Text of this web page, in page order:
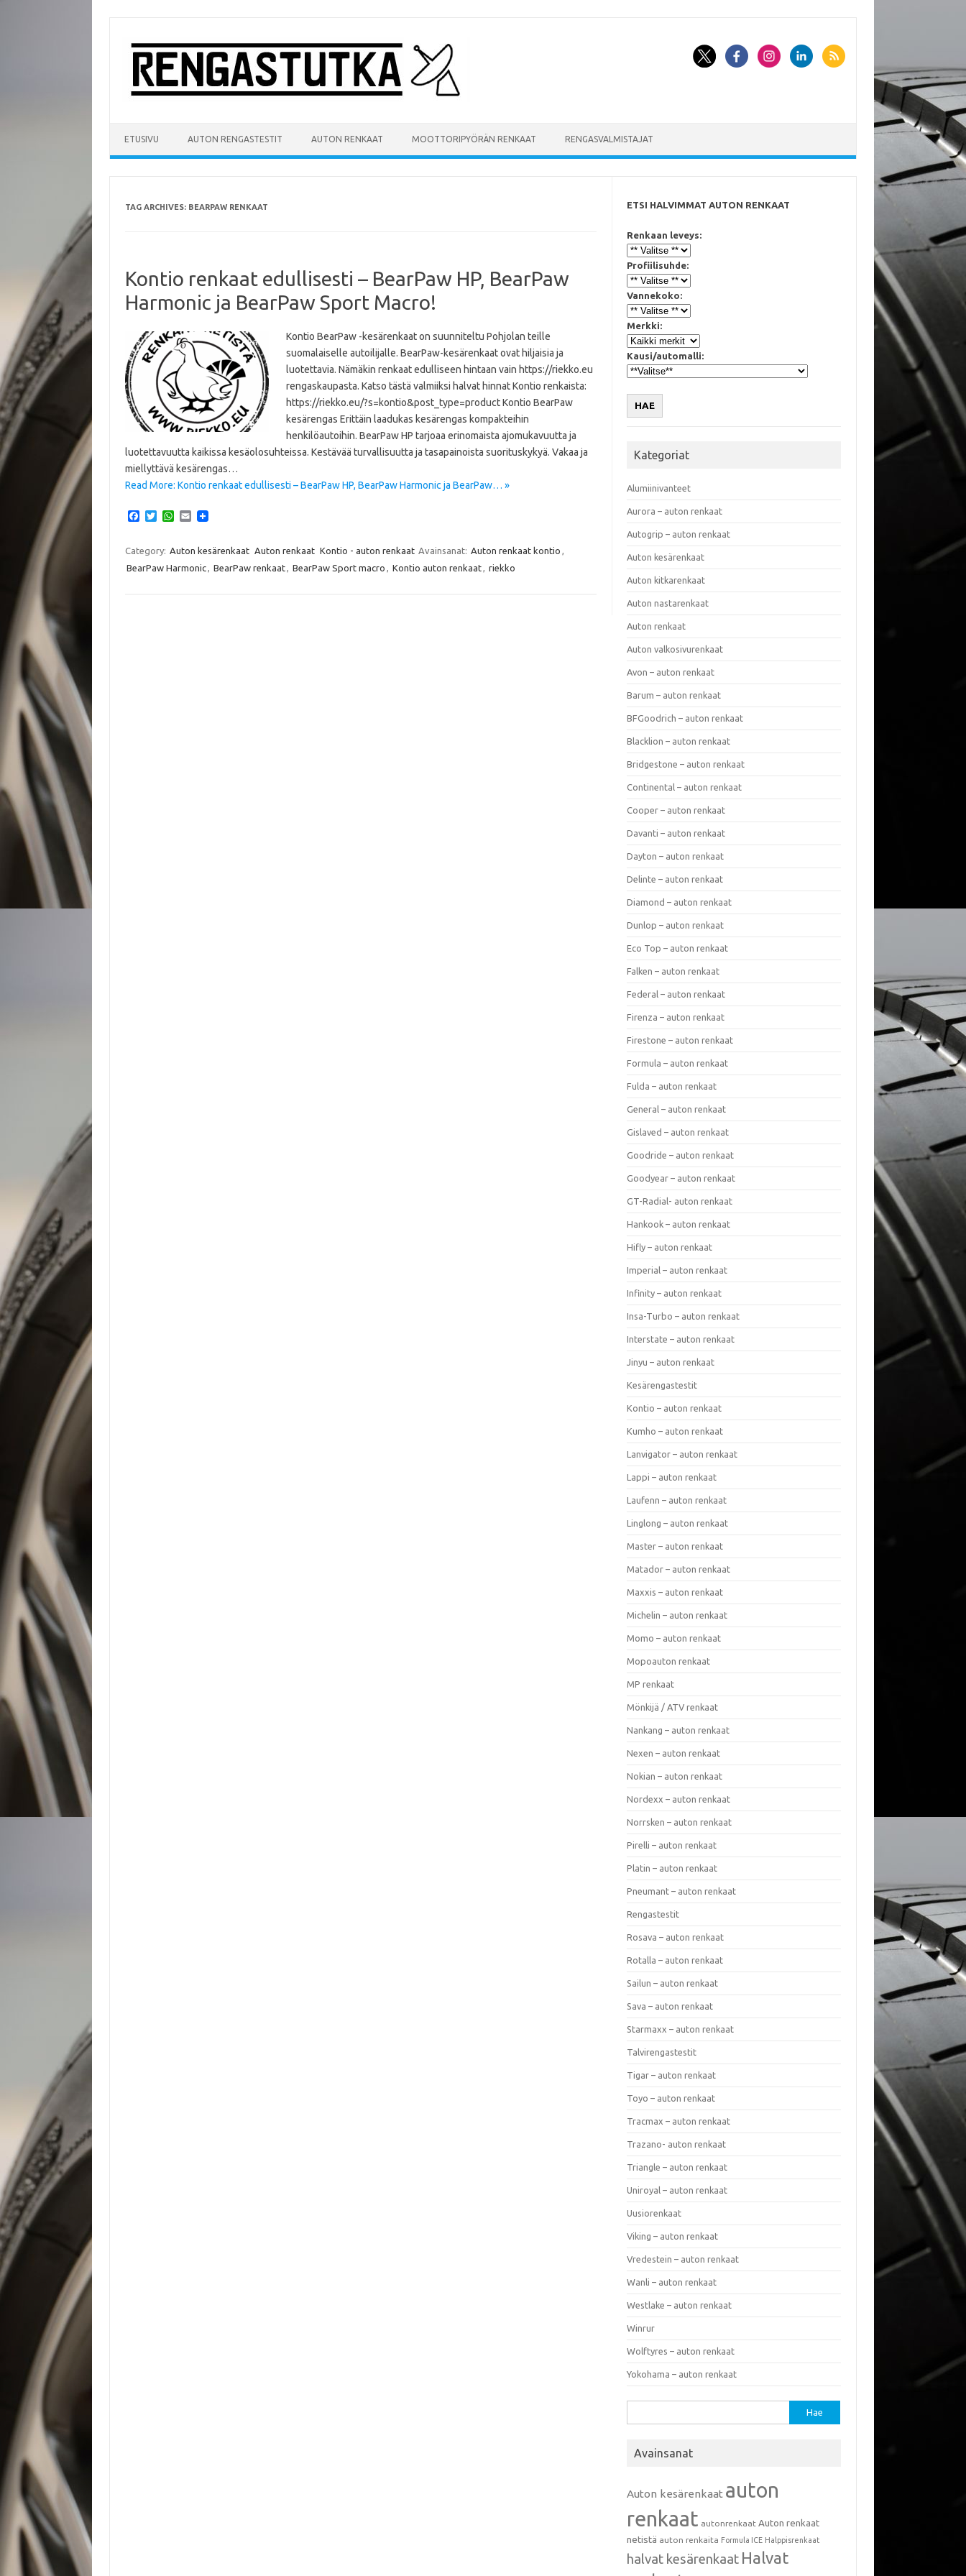
content
ETUSIVU AUTON RENGASTESTIT AUTON RENKAAT MOOTTORIPYÖRÄN RENKAAT RENGASVALMISTAJAT
TAG ARCHIVES: BEARPAW RENKAAT
Kontio renkaat edullisesti – BearPaw HP, BearPaw
Harmonic ja BearPaw Sport Macro!
Kontio BearPaw -kesärenkaat on suunniteltu Pohjolan teille
suomalaiselle autoilijalle. BearPaw-kesärenkaat ovat hiljaisia ja
luotettavia. Nämäkin renkaat edulliseen hintaan vain https://riekko.eu
rengaskaupasta. Katso tästä valmiiksi halvat hinnat Kontio renkaista:
https://riekko.eu/?s=kontio&post_type=product Kontio BearPaw
kesärengas Erittäin laadukas kesärengas kompakteihin
henkilöautoihin. BearPaw HP tarjoaa erinomaista ajomukavuutta ja
luotettavuutta kaikissa kesäolosuhteissa. Kestävää turvallisuutta ja tasapainoista suorituskykyä. Vakaa ja
miellyttävä kesärengas…
Read More: Kontio renkaat edullisesti – BearPaw HP, BearPaw Harmonic ja BearPaw… »
e
o
T
t
e
W
t
A
E
i
Category: Auton kesärenkaat Auton renkaat Kontio - auton renkaat Avainsanat: Auton renkaat kontio ,
BearPaw Harmonic, BearPaw renkaat, BearPaw Sport macro , Kontio auton renkaat, riekko
ETSI HALVIMMAT AUTON RENKAAT
Renkaan leveys:
Profiilisuhde:
Vannekoko:
Merkki:
Kausi/automalli:
HAE
Kategoriat
Alumiinivanteet
Aurora – auton renkaat
Autogrip – auton renkaat
Auton kesärenkaat
Auton kitkarenkaat
Auton nastarenkaat
Auton renkaat
Auton valkosivurenkaat
Avon – auton renkaat
Barum – auton renkaat
BFGoodrich – auton renkaat
Blacklion – auton renkaat
Bridgestone – auton renkaat
Continental – auton renkaat
Cooper – auton renkaat
Davanti – auton renkaat
Dayton – auton renkaat
Delinte – auton renkaat
Diamond – auton renkaat
Dunlop – auton renkaat
Eco Top – auton renkaat
Falken – auton renkaat
Federal – auton renkaat
Firenza – auton renkaat
Firestone – auton renkaat
Formula – auton renkaat
Fulda – auton renkaat
General – auton renkaat
Gislaved – auton renkaat
Goodride – auton renkaat
Goodyear – auton renkaat
GT-Radial- auton renkaat
Hankook – auton renkaat
Hifly – auton renkaat
Imperial – auton renkaat
Infinity – auton renkaat
Insa-Turbo – auton renkaat
Interstate – auton renkaat
Jinyu – auton renkaat
Kesärengastestit
Kontio – auton renkaat
Kumho – auton renkaat
Lanvigator – auton renkaat
Lappi – auton renkaat
Laufenn – auton renkaat
Linglong – auton renkaat
Master – auton renkaat
Matador – auton renkaat
Maxxis – auton renkaat
Michelin – auton renkaat
Momo – auton renkaat
Mopoauton renkaat
MP renkaat
Mönkijä / ATV renkaat
Nankang – auton renkaat
Nexen – auton renkaat
Nokian – auton renkaat
Nordexx – auton renkaat
Norrsken – auton renkaat
Pirelli – auton renkaat
Platin – auton renkaat
Pneumant – auton renkaat
Rengastestit
Rosava – auton renkaat
Rotalla – auton renkaat
Sailun – auton renkaat
Sava – auton renkaat
Starmaxx – auton renkaat
Talvirengastestit
Tigar – auton renkaat
Toyo – auton renkaat
Tracmax – auton renkaat
Trazano- auton renkaat
Triangle – auton renkaat
Uniroyal – auton renkaat
Uusiorenkaat
Viking – auton renkaat
Vredestein – auton renkaat
Wanli – auton renkaat
Westlake – auton renkaat
Winrur
Wolftyres – auton renkaat
Yokohama – auton renkaat
Avainsanat
Auton kesärenkaat auton
renkaat autonrenkaat Auton renkaat
netistä auton renkaita Formula ICE Halppisrenkaat
halvat kesärenkaat Halvat